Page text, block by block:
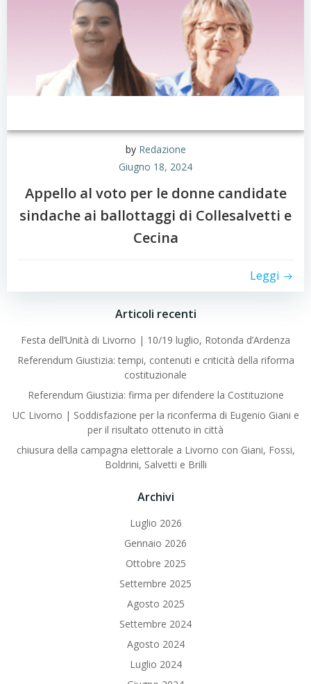
by Redazione
Giugno 18, 2024
Appello al voto per le donne candidate
sindache ai ballottaggi di Collesalvetti e
Cecina
Leggi
Articoli recenti
Festa dell’Unità di Livorno | 10/19 luglio, Rotonda d’Ardenza
Referendum Giustizia: tempi, contenuti e criticità della riforma
costituzionale
Referendum Giustizia: firma per difendere la Costituzione
UC Livorno | Soddisfazione per la riconferma di Eugenio Giani e
per il risultato ottenuto in città
chiusura della campagna elettorale a Livorno con Giani, Fossi,
Boldrini, Salvetti e Brilli
Archivi
Luglio 2026
Gennaio 2026
Ottobre 2025
Settembre 2025
Agosto 2025
Settembre 2024
Agosto 2024
Luglio 2024